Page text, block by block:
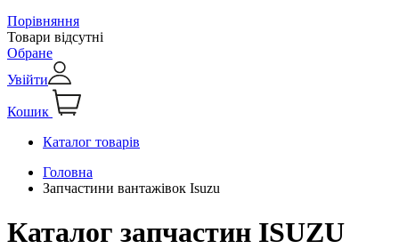
Порівняння
Товари відсутні
Обране
Увійти
Кошик
Каталог товарів
Головна
Запчастини вантажівок Isuzu
Каталог запчастин ISUZU